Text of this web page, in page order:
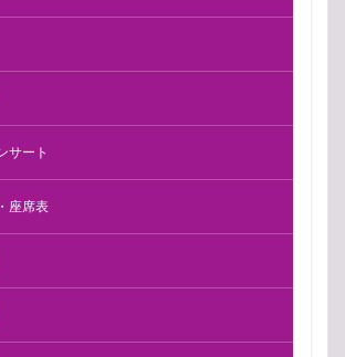
サート
座席表